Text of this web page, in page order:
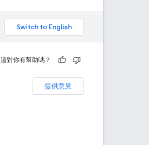
這對你有幫助嗎？
提供意見